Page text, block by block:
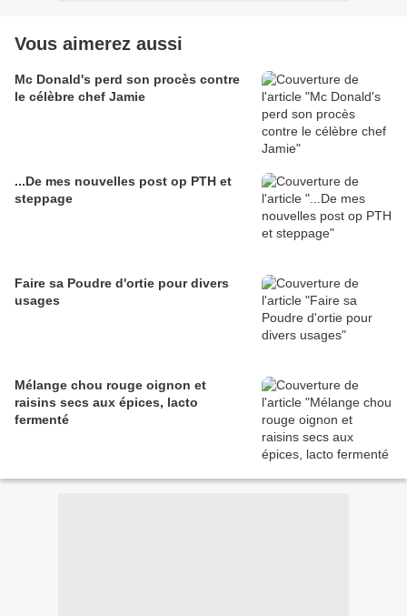
Vous aimerez aussi
Mc Donald's perd son procès contre
le célèbre chef Jamie
...De mes nouvelles post op PTH et
steppage
Faire sa Poudre d'ortie pour divers
usages
Mélange chou rouge oignon et
raisins secs aux épices, lacto
fermenté